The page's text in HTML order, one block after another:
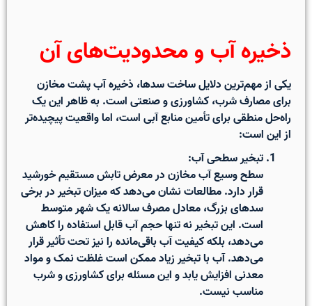
ذخیره آب و محدودیت‌های آن
یکی از مهم‌ترین دلایل ساخت سدها، ذخیره آب پشت مخازن
برای مصارف شرب، کشاورزی و صنعتیاست. به ظاهر این یک
راه‌حل منطقی برای تأمین منابع آبی است، اما واقعیت پیچیده‌تر
از این است:
تبخیر سطحی آب:
سطح وسیع آب مخازن در معرض تابش مستقیم خورشید
قرار دارد. مطالعات نشان می‌دهد که میزان تبخیر در برخی
سدهای بزرگ، معادل مصرف سالانه یک شهر متوسط
است. این تبخیر نه تنها حجم آب قابل استفاده را کاهش
می‌دهد، بلکهکیفیت آب باقی‌مانده را نیز تحت تأثیر قرار
می‌دهد. آب با تبخیر زیاد ممکن است غلظت نمک و مواد
معدنی افزایش یابد و این مسئله برای کشاورزی و شرب
مناسب نیست.